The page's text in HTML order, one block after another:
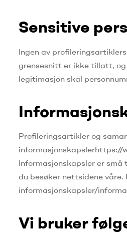
Sensitive
Ingen av
grensesnitt er ikke tillatt, og
legitimasjon skal
Profileringsartikler og
informasjonskapslerhttps://
Informasjonskapsler er
du besøker nettsidene våre.
informasjonskapsler/
Vi bruker